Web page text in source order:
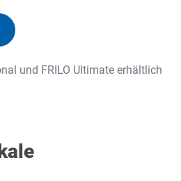
und FRILO Ultimate erhältlich